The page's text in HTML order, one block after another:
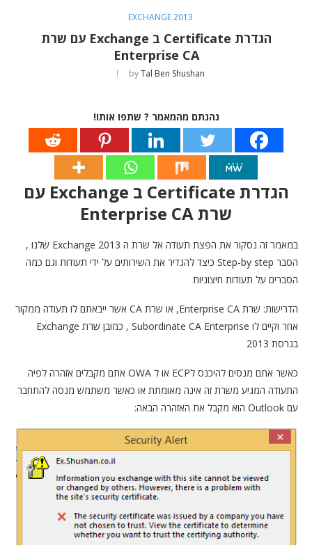
EXCHANGE 2013
הגדרת Certificate ב Exchange עם שרת
Enterprise CA
byTal Ben Shushan
נהנתם מהמאמר ? שתפו אותו!
הגדרת Certificate ב Exchange עם
שרת Enterprise CA
במאמר זה נסקור את הפצת תעודה אל שרת ה Exchange 2013 שלנו ,
הסבר Step-by step כיצד להגדיר את השירותים על ידי תעודות וגם כמה
הסברים על תעודות חיצוניות
הדרישות: שרת Enterprise CA, או שרת CA אשר ייבאתם לו תעודה ממקור
אחר וקיים לו Subordinate CA Enterprise , כמובן שרת Exchange
בגרסת 2013
כאשר אתם מנסים להיכנס לECP או ל OWA אתם מקבלים אזהרה לפיה
התעודה המגיע משרת זה אינה מאומתת או כאשר משתמש מנסה להתחבר
עם Outlook הוא מקבל את האזהרה הבאה: